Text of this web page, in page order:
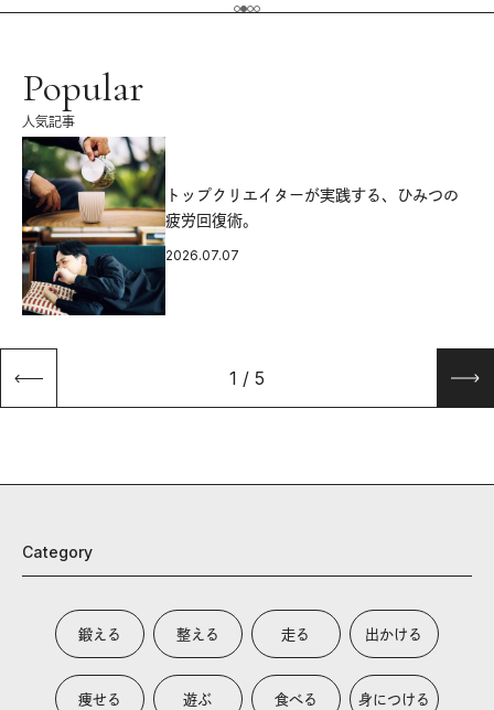
Popular
人気記事
トップクリエイターが実践する、ひみつの
疲労回復術。
2026.07.07
1 / 5
Category
鍛える 整える 走る 出かける
痩せる 遊ぶ 食べる 身につける